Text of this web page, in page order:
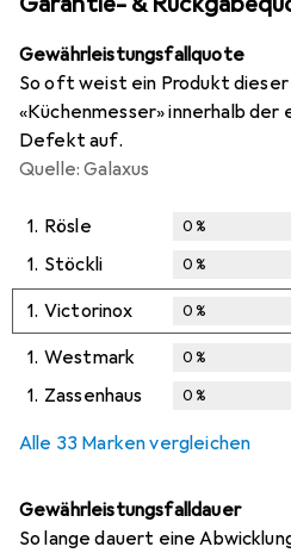
Gewährleistungsfallquote
So oft weist ein Produkt
«Küchenmesser» innerhalb
Defekt auf.
Quelle: Galaxus
1. Rösle 0%
1. Stöckli 0%
1. Victorinox 0%
1. Westmark 0%
1. Zassenhaus 0%
Alle 33 Marken vergleichen
Gewährleistungsfalldauer
So lange dauert eine